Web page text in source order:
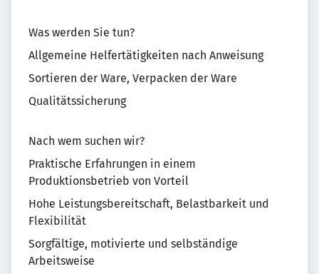
Was werden Sie tun?
Allgemeine Helfertätigkeiten nach Anweisung
Sortieren der Ware, Verpacken der Ware
Qualitätssicherung
Nach wem suchen wir?
Praktische Erfahrungen in einem
Produktionsbetrieb von Vorteil
Hohe Leistungsbereitschaft, Belastbarkeit und
Flexibilität
Sorgfältige, motivierte und selbständige
Arbeitsweise